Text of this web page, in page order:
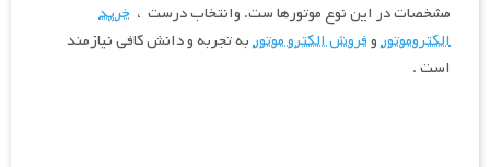
مشخصات در این نوع موتورها ست. وانتخاب درست ، خرید
الکتروموتوروفروش الکترو موتوربه تجربه و دانش کافی نیازمند
است .